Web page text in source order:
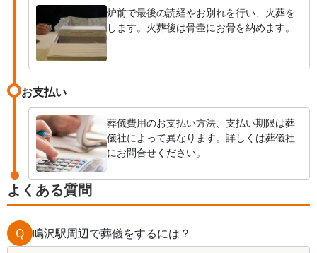
炉前で最後の読経やお別れを行い、火葬を
します。火葬後は骨壷にお骨を納めます。
お支払い
葬儀費用のお支払い方法、支払い期限は葬
儀社によって異なります。詳しくは葬儀社
にお問合せください。
よくある質問
Q 鳴沢駅周辺で葬儀をするには？